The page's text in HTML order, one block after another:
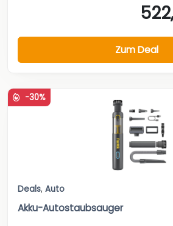
Zum Deal
-30%
Deals, Auto
Akku-Autostaubsauger